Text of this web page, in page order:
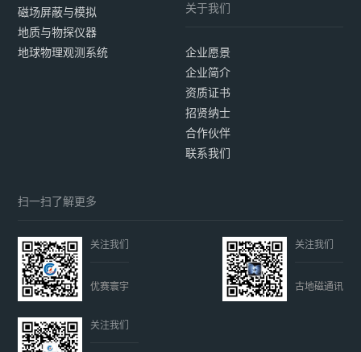
磁场屏蔽与模拟
地质与物探仪器
地球物理观测系统
关于我们
企业愿景
企业简介
资质证书
招贤纳士
合作伙伴
联系我们
扫一扫了解更多
关注我们
优赛寰宇
关注我们
古地磁通讯
关注我们